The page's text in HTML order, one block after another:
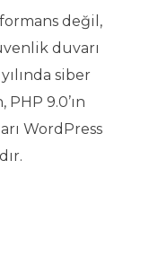
değil,
duvarı
siber
PHP 9.0’ın
WordPress